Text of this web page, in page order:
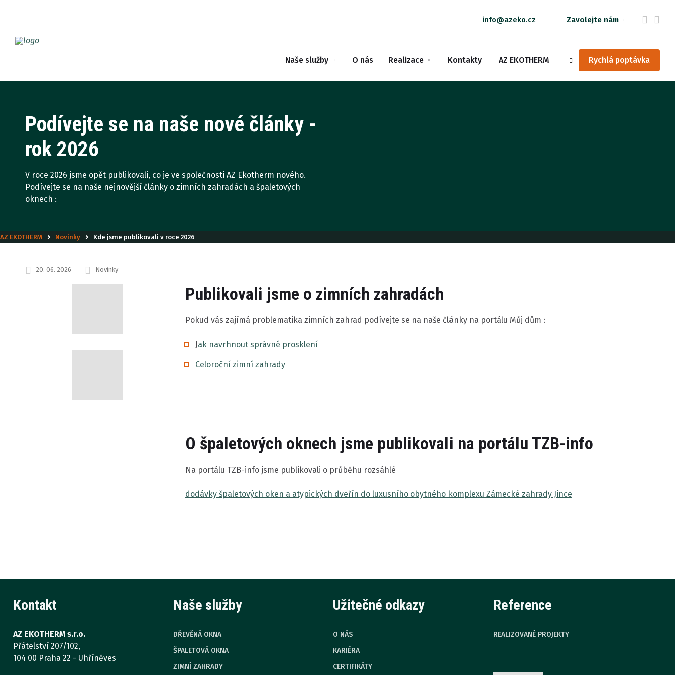
info@azeko.cz Zavolejte nám
Naše služby O nás Realizace Kontakty AZ EKOTHERM Vyhledávání
Rychlá poptávka
Podívejte se na naše nové články -
rok 2026
V roce 2026 jsme opět publikovali, co je ve společnosti AZ Ekotherm nového.
Podívejte se na naše nejnovější články o zimních zahradách a špaletových
oknech :
AZ EKOTHERM Novinky Kde jsme publikovali v roce 2026
20. 06. 2026 Novinky
Publikovali jsme o zimních zahradách
Pokud vás zajímá problematika zimních zahrad podívejte se na naše články na portálu Můj dům :
Jak navrhnout správné prosklení
Celoroční zimní zahrady
O špaletových oknech jsme publikovali na portálu TZB-info
Na portálu TZB-info jsme publikovali o průběhu rozsáhlé
dodávky špaletových oken a atypických dveřín do luxusního obytného komplexu Zámecké zahrady Jince
Kontakt
AZ EKOTHERM s.r.o.
Přátelství 207/102,
104 00 Praha 22 - Uhříněves
Naše služby
DŘEVĚNÁ OKNA
ŠPALETOVÁ OKNA
ZIMNÍ ZAHRADY
Užitečné odkazy
O NÁS
KARIÉRA
CERTIFIKÁTY
Reference
REALIZOVANÉ PROJEKTY